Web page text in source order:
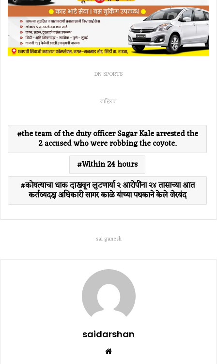
DN SPORTS
जाहिरात
the team of the duty officer Sagar Kale arrested the
2 accused who were robbing the coyote.
Within 24 hours
कोयत्याचा धाक दाखवून लुटणार्या २ आरोपींना २४ तासाच्या आत
कर्तव्यदक्ष अधिकारी सागर काळे यांच्या पथकाने केले जेरबंद
sai ganesh
saidarshan